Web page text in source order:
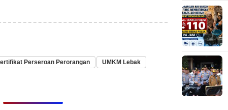
Perseroan Perorangan UMKM Lebak